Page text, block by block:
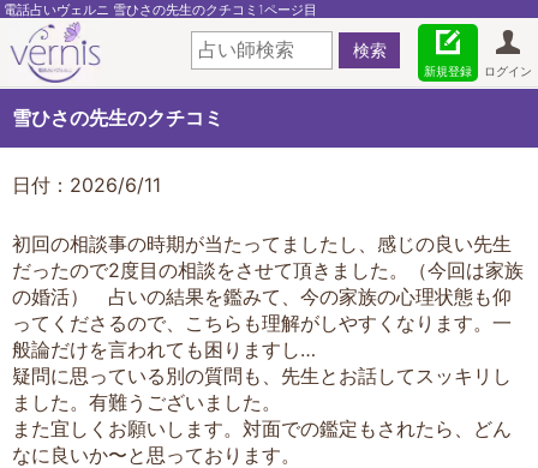
電話占いヴェルニ 雪ひさの先生のクチコミ1ページ目
ログイン
新規登録
雪ひさの先生のクチコミ
日付：2026/6/11
初回の相談事の時期が当たってましたし、感じの良い先生
だったので2度目の相談をさせて頂きました。（今回は家族
の婚活） 占いの結果を鑑みて、今の家族の心理状態も仰
ってくださるので、こちらも理解がしやすくなります。一
般論だけを言われても困りますし…
疑問に思っている別の質問も、先生とお話してスッキリし
ました。有難うございました。
また宜しくお願いします。対面での鑑定もされたら、どん
なに良いか〜と思っております。